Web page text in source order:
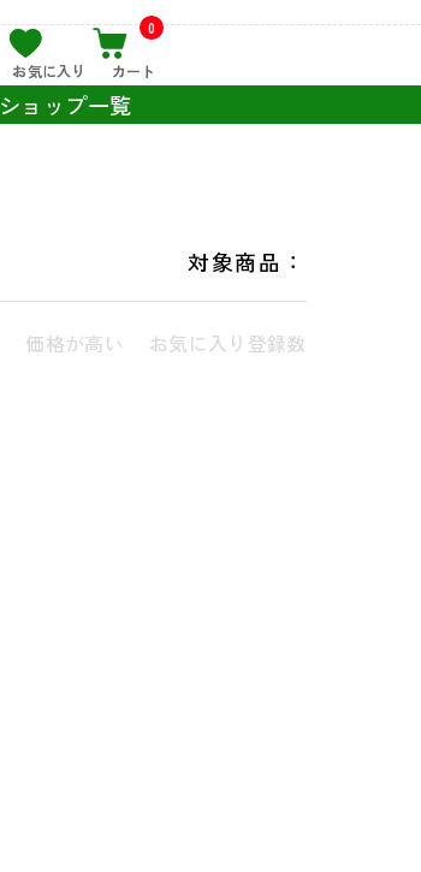
お気に入り
0
カート
ショップ一覧
対象商品：
価格が高い お気に入り登録数